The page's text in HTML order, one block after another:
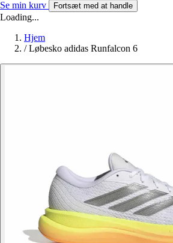
Se min kurv Fortsæt med at handle
Loading...
Hjem
/ Løbesko adidas Runfalcon 6